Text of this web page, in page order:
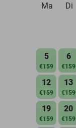
Ma
Di
5
€159
6
€159
12
€159
13
€159
19
€159
20
€159